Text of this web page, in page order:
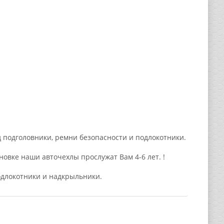
ремни безопасности и подлокотники.
наши авточехлы прослужат Вам 4-6 лет. !
и надкрыльники.